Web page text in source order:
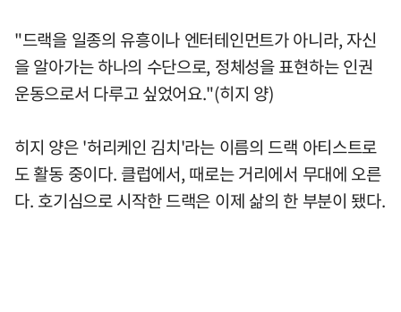
"드랙을 일종의 유흥이나 엔터테인먼트가 아니라, 자신
을 알아가는 하나의 수단으로, 정체성을 표현하는 인권
운동으로서 다루고 싶었어요."(히지 양)
히지 양은 '허리케인 김치'라는 이름의 드랙 아티스트로
도 활동 중이다. 클럽에서, 때로는 거리에서 무대에 오른
다. 호기심으로 시작한 드랙은 이제 삶의 한 부분이 됐다.